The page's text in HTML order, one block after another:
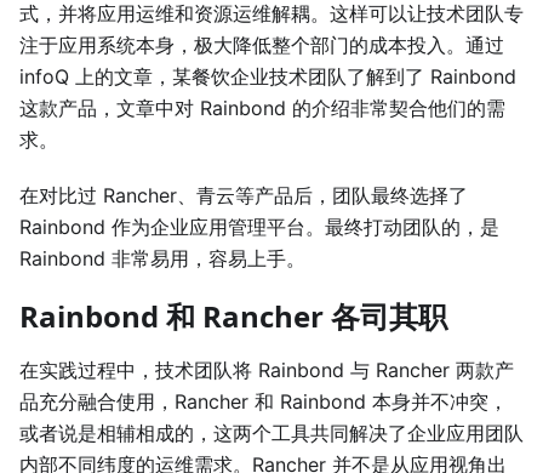
式，并将应用运维和资源运维解耦。这样可以让技术团队专
注于应用系统本身，极大降低整个部门的成本投入。通过
infoQ 上的文章，某餐饮企业技术团队了解到了 Rainbond
这款产品，文章中对 Rainbond 的介绍非常契合他们的需
求。
在对比过 Rancher、青云等产品后，团队最终选择了
Rainbond 作为企业应用管理平台。最终打动团队的，是
Rainbond 非常易用，容易上手。
Rainbond 和 Rancher 各司其职
在实践过程中，技术团队将 Rainbond 与 Rancher 两款产
品充分融合使用，Rancher 和 Rainbond 本身并不冲突，
或者说是相辅相成的，这两个工具共同解决了企业应用团队
内部不同纬度的运维需求。Rancher 并不是从应用视角出